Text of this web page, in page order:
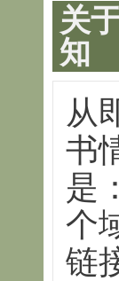
关
知
从
书
是：
个
链